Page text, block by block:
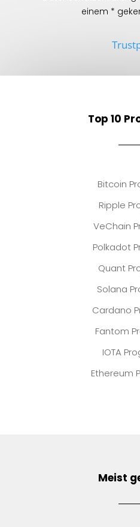
einem *
Top 10
Bitcoin
Ripple
VeChain
Polkadot
Quant
Solana
Cardano
Fantom
IOTA
Ethereum
Meist